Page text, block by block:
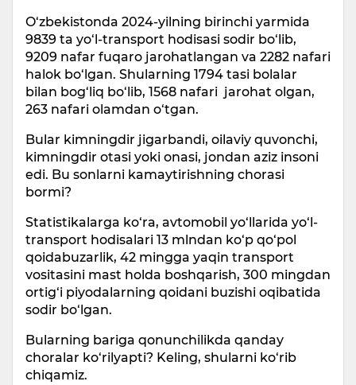
O‘zbekistonda 2024-yilning birinchi yarmida
9839 ta yo‘l-transport hodisasi sodir bo‘lib,
9209 nafar fuqaro jarohatlangan va 2282 nafari
halok bo‘lgan. Shularning 1794 tasi bolalar
bilan bog‘liq bo‘lib, 1568 nafari jarohat olgan,
263 nafari olamdan o‘tgan.
Bular kimningdir jigarbandi, oilaviy quvonchi,
kimningdir otasi yoki onasi, jondan aziz insoni
edi. Bu sonlarni kamaytirishning chorasi
bormi?
Statistikalarga ko‘ra, avtomobil yo‘llarida yo‘l-
transport hodisalari 13 mlndan ko‘p qo‘pol
qoidabuzarlik, 42 mingga yaqin transport
vositasini mast holda boshqarish, 300 mingdan
ortig‘i piyodalarning qoidani buzishi oqibatida
sodir bo‘lgan.
Bularning bariga qonunchilikda qanday
choralar ko‘rilyapti? Keling, shularni ko‘rib
chiqamiz.